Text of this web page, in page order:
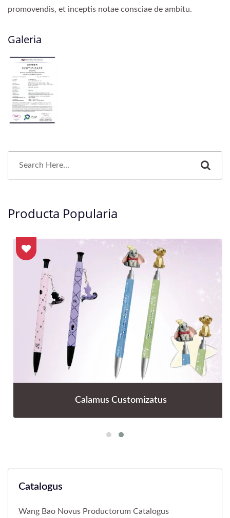
promovendis, et inceptis notae consciae de ambitu.
Galeria
Producta Popularia
Calamus Customizatus
Catalogus
Wang Bao Novus Productorum Catalogus